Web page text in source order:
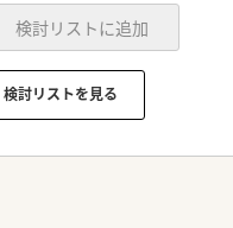
検討リストに追加
検討リストを見る